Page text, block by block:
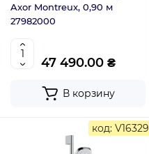
Axor Montreux, 0,90 м
27982000
47 490.00 ₴
В корзину
код: V16329